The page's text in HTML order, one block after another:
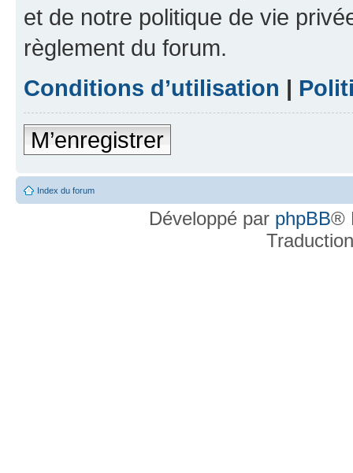
et de notre politique de vie
règlement du forum.
Conditions d’utilisation |
M’enregistrer
Index du forum
Développé par phpBB®